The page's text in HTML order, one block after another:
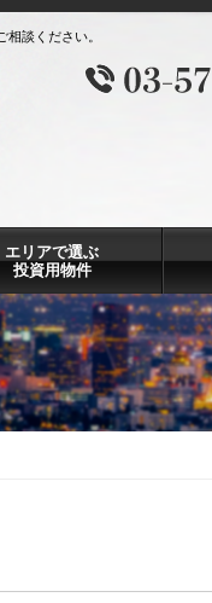
談ください。
エリアで選ぶ
投資用物件